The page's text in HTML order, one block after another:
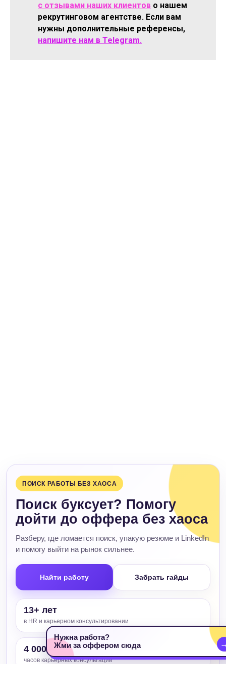
с отзывами наших клиентов о нашем
рекрутинговом агентстве. Если вам
нужны дополнительные референсы,
напишите нам в Telegram.
ПОИСК РАБОТЫ БЕЗ ХАОСА
Поиск буксует? Помогу
дойти до оффера без хаоса
Разберу, где ломается поиск, упакую резюме и LinkedIn
и помогу выйти на рынок сильнее.
Найти работу Забрать гайды
13+ лет
в HR и карьерном консультировании
4 000+
часов карьерных консультаций
Нужна работа?
Жми за оффером сюда